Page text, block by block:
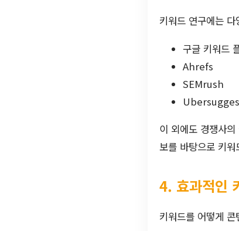
키워드 연구에는
구글 키워드
Ahrefs
SEMrush
이 외에도 경쟁사
보를 바탕으로 키
4. 효과적인
키워드를 어떻게